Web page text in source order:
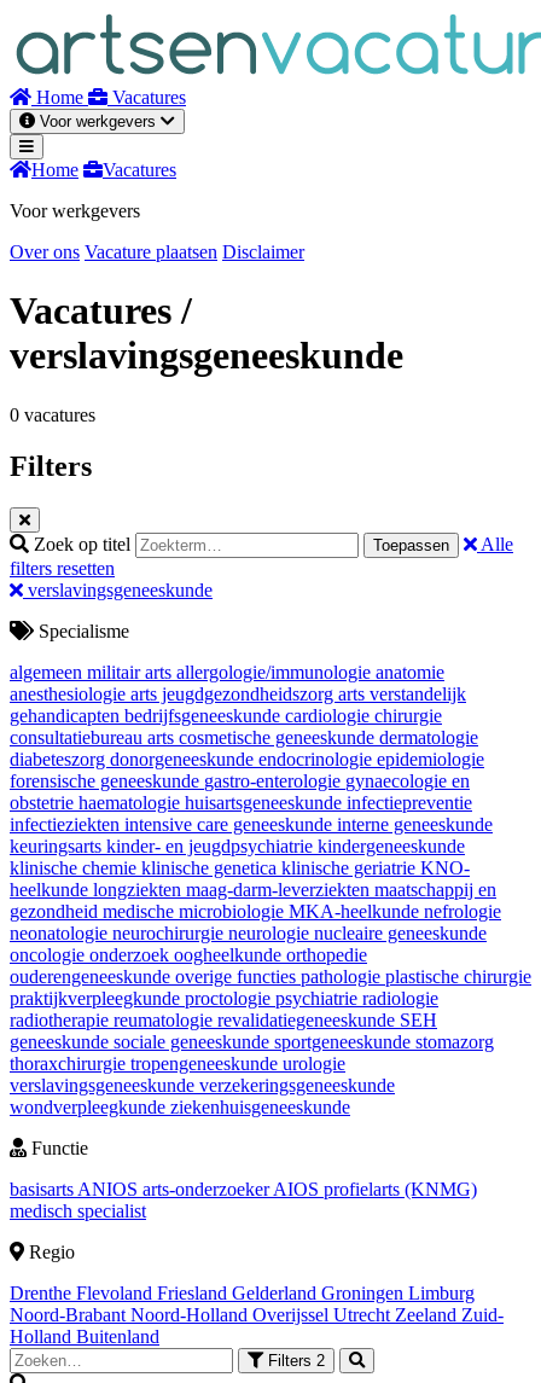
inhoud
Home Vacatures
Voor werkgevers
Home
Vacatures
Voor werkgevers
Over ons Vacature plaatsen Disclaimer
Vacatures/
verslavingsgeneeskunde
0 vacatures
Filters
Zoek op titel Toepassen
Alle
filters resetten
verslavingsgeneeskunde
Specialisme
algemeen militair arts allergologie/immunologie anatomie
anesthesiologie arts jeugdgezondheidszorg arts verstandelijk
gehandicapten bedrijfsgeneeskunde cardiologie chirurgie
consultatiebureau arts cosmetische geneeskunde dermatologie
diabeteszorg donorgeneeskunde endocrinologie epidemiologie
forensische geneeskunde gastro-enterologie gynaecologie en
obstetrie haematologie huisartsgeneeskunde infectiepreventie
infectieziekten intensive care geneeskunde interne geneeskunde
keuringsarts kinder- en jeugdpsychiatrie kindergeneeskunde
klinische chemie klinische genetica klinische geriatrie KNO-
heelkunde longziekten maag-darm-leverziekten maatschappij en
gezondheid medische microbiologie MKA-heelkunde nefrologie
neonatologie neurochirurgie neurologie nucleaire geneeskunde
oncologie onderzoek oogheelkunde orthopedie
ouderengeneeskunde overige functies pathologie plastische chirurgie
praktijkverpleegkunde proctologie psychiatrie radiologie
radiotherapie reumatologie revalidatiegeneeskunde SEH
geneeskunde sociale geneeskunde sportgeneeskunde stomazorg
thoraxchirurgie tropengeneeskunde urologie
verslavingsgeneeskunde verzekeringsgeneeskunde
wondverpleegkunde ziekenhuisgeneeskunde
Functie
basisarts ANIOS arts-onderzoekerAIOS profielarts (KNMG)
medisch specialist
Regio
Drenthe Flevoland Friesland Gelderland Groningen Limburg
Noord-Brabant Noord-Holland Overijssel Utrecht Zeeland Zuid-
Holland Buitenland
Filters 2